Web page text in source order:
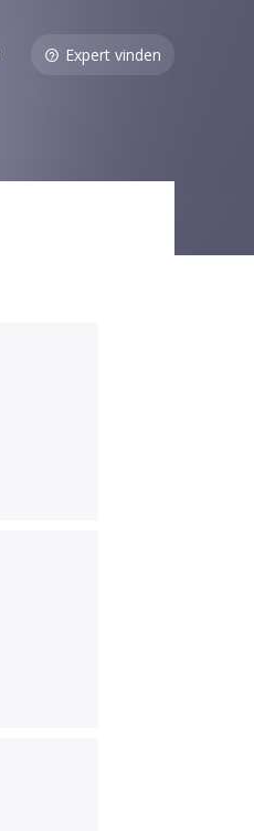
Expert vinden